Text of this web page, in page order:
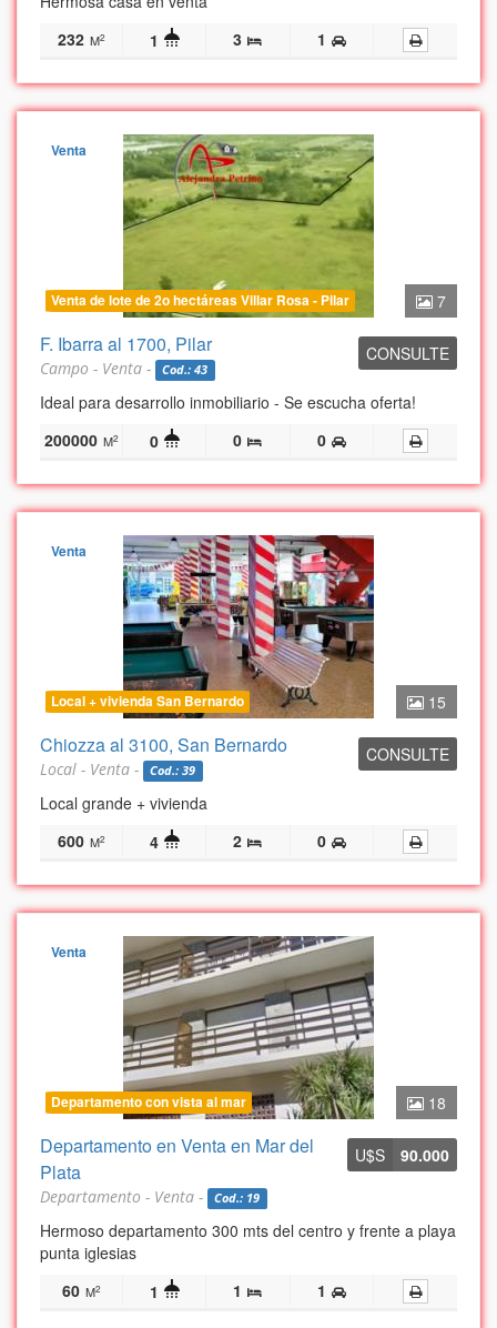
232 M2 1 3 1
7
Venta
Venta de lote de 2o hectáreas Villar Rosa - Pilar
CONSULTE
F. Ibarra al 1700, Pilar
Campo - Venta - Cod.: 43
Ideal para desarrollo inmobiliario - Se escucha oferta!
200000 M2 0 0 0
15
Venta
Local + vivienda San Bernardo
CONSULTE
Chiozza al 3100, San Bernardo
Local - Venta - Cod.: 39
Local grande + vivienda
600 M2 4 2 0
18
Venta
Departamento con vista al mar
U$S 90.000
Departamento en Venta en Mar del
Plata
Departamento - Venta - Cod.: 19
Hermoso departamento 300 mts del centro y frente a playa
punta iglesias
60 M2 1 1 1